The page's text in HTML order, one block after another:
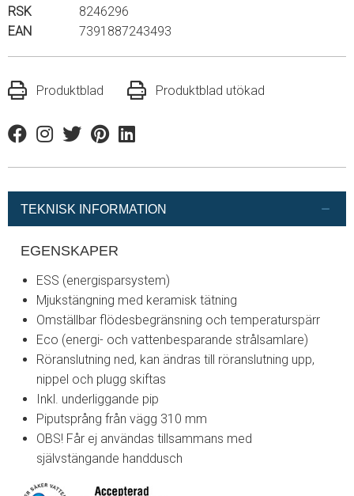
RSK
8246296
EAN
7391887243493
Produktblad Produktblad utökad
FacebookInstagram
TwitterPinterestLinkedin
TEKNISK INFORMATION
EGENSKAPER
ESS (energisparsystem)
Mjukstängning med keramisk tätning
Omställbar flödesbegränsning och temperaturspärr
Eco (energi- och vattenbesparande strålsamlare)
Röranslutning ned, kan ändras till röranslutning upp,
nippel och plugg skiftas
Inkl. underliggande pip
Piputsprång från vägg 310 mm
OBS! Får ej användas tillsammans med
självstängande handdusch